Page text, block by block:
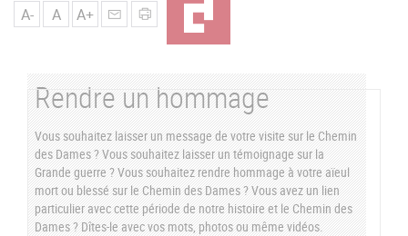
A- A A+
Rendre un hommage
Vous souhaitez laisser un message de votre visite sur le Chemin
des Dames ? Vous souhaitez laisser un témoignage sur la
Grande guerre ? Vous souhaitez rendre hommage à votre aïeul
mort ou blessé sur le Chemin des Dames ? Vous avez un lien
particulier avec cette période de notre histoire et le Chemin des
Dames ? Dîtes-le avec vos mots, photos ou même vidéos.